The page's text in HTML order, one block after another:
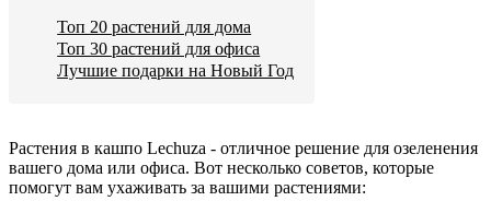
Топ 20 растений для дома
Топ 30 растений для офиса
Лучшие подарки на Новый Год
Растения в кашпо Lechuza - отличное решение для озеленения
вашего дома или офиса. Вот несколько советов, которые
помогут вам ухаживать за вашими растениями: